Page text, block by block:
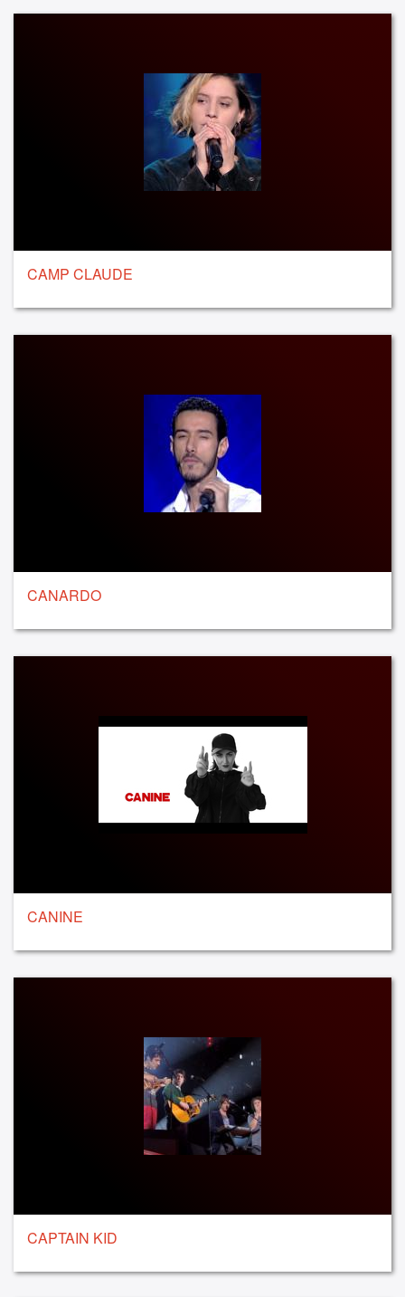
CAMP CLAUDE
CANARDO
CANINE
CAPTAIN KID